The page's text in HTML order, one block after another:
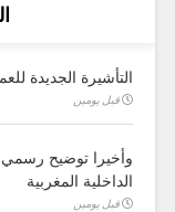
التأشيرة الجديدة
قبل يومين
وأخيرا توضيح
الداخلية المغربية
قبل يومين